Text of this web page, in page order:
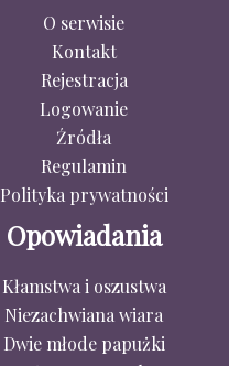
O serwisie
Kontakt
Rejestracja
Logowanie
Źródła
Regulamin
Polityka prywatności
Opowiadania
Kłamstwa i oszustwa
Niezachwiana wiara
Dwie młode papużki